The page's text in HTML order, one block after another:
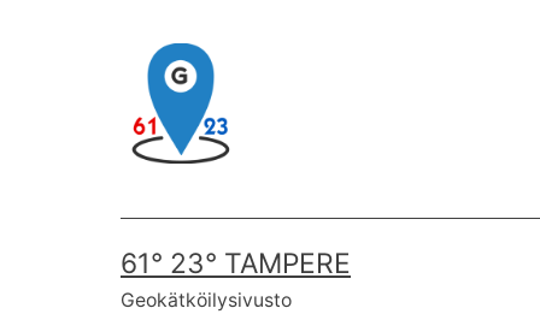
61° 23° TAMPERE
Geokätköilysivusto